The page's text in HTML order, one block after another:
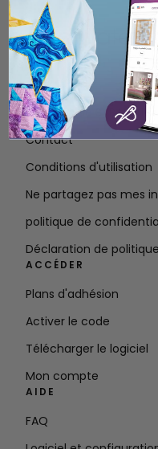
À PROPOS
À propos de SVP
Contact
Conditions d'utilisation
Ne partagez pas mes
politique de
Déclaration de
ACCÉDER
Plans d'adhésion
Activer le code
Télécharger le logiciel
Mon compte
AIDE
FAQ